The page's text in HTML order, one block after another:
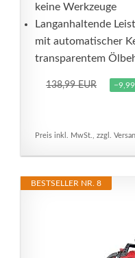
keine Werkzeuge
Langanhaltende
mit automatischer
transparentem
138,99 EUR
Preis inkl. MwSt., zzgl.
BESTSELLER NR. 8